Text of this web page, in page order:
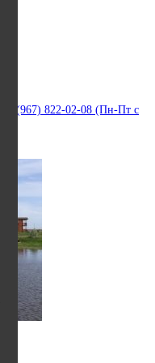
+7 (967) 822-02-08 (Пн-Пт с